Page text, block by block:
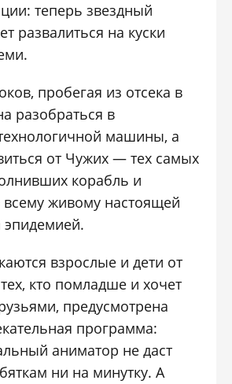
теперь звездный
развалиться на куски
пробегая из отсека в
разобраться в
машины, а
от Чужих — тех самых
корабль и
живому настоящей
эпидемией.
взрослые и дети от
кто помладше и хочет
предусмотрена
программа:
аниматор не даст
ни на минутку. А